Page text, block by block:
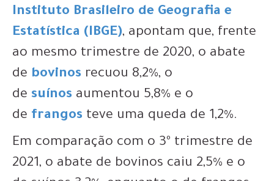
Instituto Brasileiro de Geografia e
Estatística (IBGE), apontam que, frente
ao mesmo trimestre de 2020, o abate
de bovinos recuou 8,2%, o
de suínos aumentou 5,8% e o
de frangos teve uma queda de 1,2%.
Em comparação com o 3º trimestre de
2021, o abate de bovinos caiu 2,5% e o